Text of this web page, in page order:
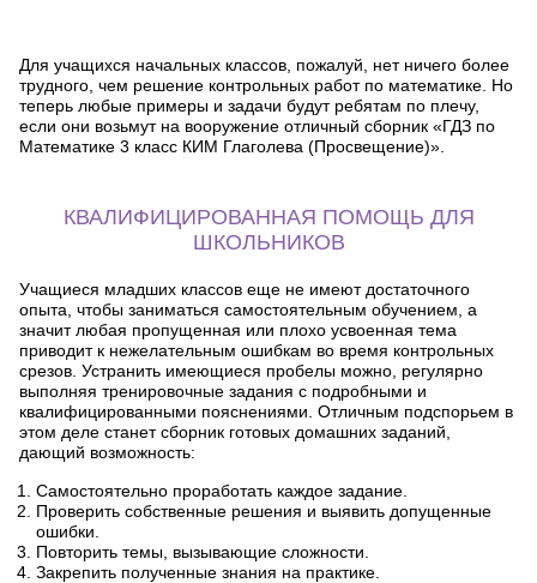
Для учащихся начальных классов, пожалуй, нет ничего более
трудного, чем решение контрольных работ по математике. Но
теперь любые примеры и задачи будут ребятам по плечу,
если они возьмут на вооружение отличный сборник «ГДЗ по
Математике 3 класс КИМ Глаголева (Просвещение)».
КВАЛИФИЦИРОВАННАЯ ПОМОЩЬ ДЛЯ
ШКОЛЬНИКОВ
Учащиеся младших классов еще не имеют достаточного
опыта, чтобы заниматься самостоятельным обучением, а
значит любая пропущенная или плохо усвоенная тема
приводит к нежелательным ошибкам во время контрольных
срезов. Устранить имеющиеся пробелы можно, регулярно
выполняя тренировочные задания с подробными и
квалифицированными пояснениями. Отличным подспорьем в
этом деле станет сборник готовых домашних заданий,
дающий возможность:
Самостоятельно проработать каждое задание.
Проверить собственные решения и выявить допущенные
ошибки.
Повторить темы, вызывающие сложности.
Закрепить полученные знания на практике.